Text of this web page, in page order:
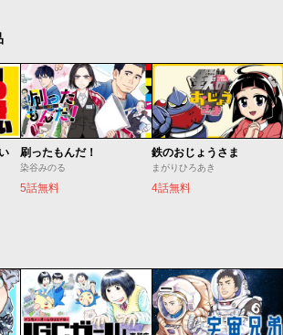
刷ったもんだ！
染谷みのる
5話無料
鉄のおじょうさま
まがりひろあき
4話無料